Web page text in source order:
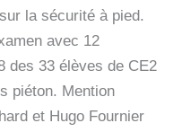
la sécurité à pied.
avec 12
des 33 élèves de CE2
piéton. Mention
et Hugo Fournier